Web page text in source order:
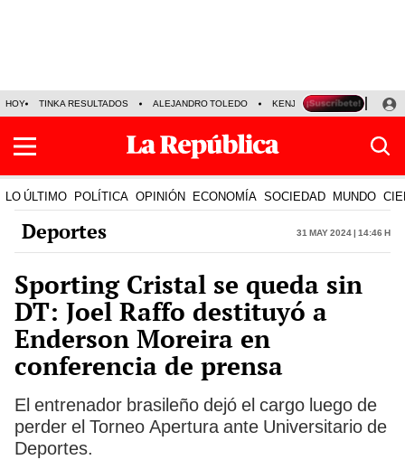
HOY TINKA RESULTADOS ALEJANDRO TOLEDO KENJI FUJIMORI
LO ÚLTIMO POLÍTICA OPINIÓN ECONOMÍA SOCIEDAD MUNDO
Deportes 31 May 2024 | 14:46 h
Sporting Cristal se queda sin
DT: Joel Raffo destituyó a
Enderson Moreira en
conferencia de prensa
El entrenador brasileño dejó el cargo luego de
perder el Torneo Apertura ante Universitario de
Deportes.